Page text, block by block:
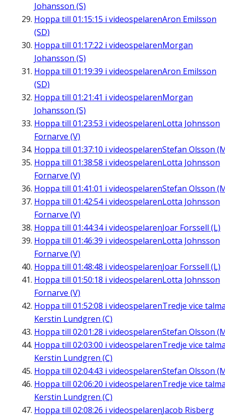
Johansson (S)
Hoppa till 01:15:15 i videospelarenAron Emilsson
(SD)
Hoppa till 01:17:22 i videospelarenMorgan
Johansson (S)
Hoppa till 01:19:39 i videospelarenAron Emilsson
(SD)
Hoppa till 01:21:41 i videospelarenMorgan
Johansson (S)
Hoppa till 01:23:53 i videospelarenLotta Johnsson
Fornarve (V)
Hoppa till 01:37:10 i videospelarenStefan Olsson
Hoppa till 01:38:58 i videospelarenLotta Johnsson
Fornarve (V)
Hoppa till 01:41:01 i videospelarenStefan Olsson
Hoppa till 01:42:54i videospelarenLotta Johnsson
Fornarve (V)
Hoppa till 01:44:34i videospelarenJoar Forssell (L)
Hoppa till 01:46:39 i videospelarenLotta Johnsson
Fornarve (V)
Hoppa till 01:48:48 i videospelarenJoar Forssell (L)
Hoppa till 01:50:18 i videospelarenLotta Johnsson
Fornarve (V)
Hoppa till 01:52:08 i videospelarenTredje vice
Kerstin Lundgren (C)
Hoppa till 02:01:28 i videospelarenStefan Olsson
Hoppa till 02:03:00 i videospelarenTredje vice
Kerstin Lundgren (C)
Hoppa till 02:04:43 i videospelarenStefan Olsson
Hoppa till 02:06:20 i videospelarenTredje vice
Kerstin Lundgren (C)
Hoppa till 02:08:26 i videospelarenJacob Risberg